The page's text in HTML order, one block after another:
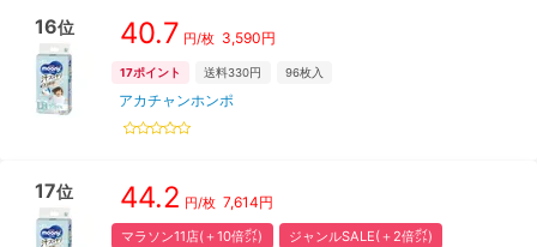
16位 40.7 円/枚 3,590円
17ポイント 送料330円 96枚入
アカチャンホンポ
17位 44.2 円/枚 7,614円
マラソン11店(＋10倍㌽)
ジャンルSALE(＋2倍㌽)